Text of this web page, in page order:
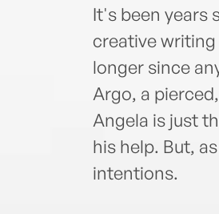
It's been years
creative writing
longer since
Argo, a
Angela is just
his help. But,
intentions.